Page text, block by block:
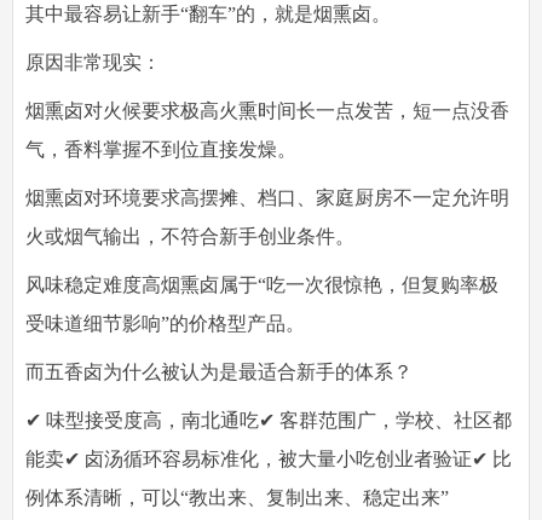
其中最容易让新手“翻车”的，就是烟熏卤。
原因非常现实：
烟熏卤对火候要求极高火熏时间长一点发苦，短一点没香
气，香料掌握不到位直接发燥。
烟熏卤对环境要求高摆摊、档口、家庭厨房不一定允许明
火或烟气输出，不符合新手创业条件。
风味稳定难度高烟熏卤属于“吃一次很惊艳，但复购率极
受味道细节影响”的价格型产品。
而五香卤为什么被认为是最适合新手的体系？
✔ 味型接受度高，南北通吃✔ 客群范围广，学校、社区都
能卖✔ 卤汤循环容易标准化，被大量小吃创业者验证✔ 比
例体系清晰，可以“教出来、复制出来、稳定出来”